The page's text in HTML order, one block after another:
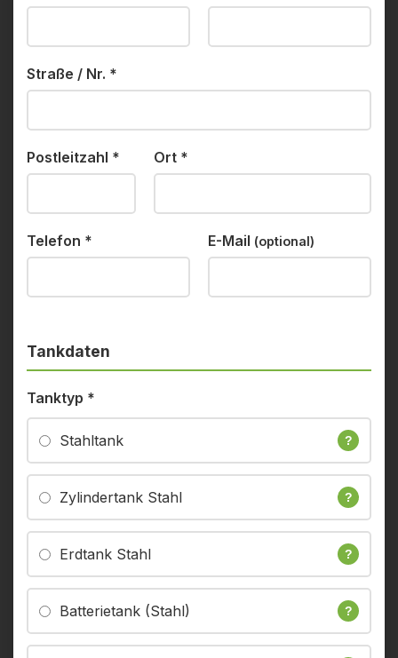
Straße / Nr. *
Postleitzahl * Ort *
Telefon * E-Mail (optional)
Tankdaten
Tanktyp *
Stahltank ?
Zylindertank Stahl ?
Erdtank Stahl ?
Batterietank (Stahl) ?